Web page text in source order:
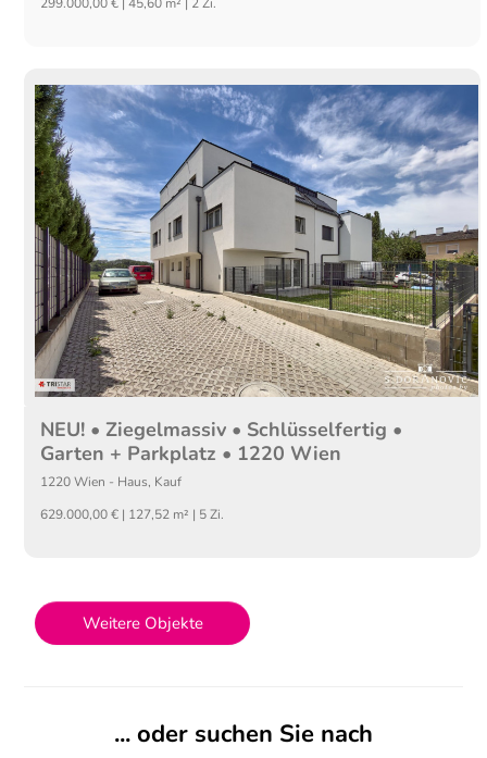
NEU! • Ziegelmassiv • Schlüsselfertig •
Garten + Parkplatz • 1220 Wien
1220 Wien - Haus, Kauf
629.000,00 € | 127,52 m² | 5 Zi.
Weitere Objekte
... oder suchen Sie nach